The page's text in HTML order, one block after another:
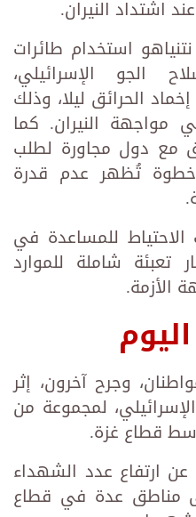
اشتداد النيران.
استخدام طائرات
الجو الإسرائيلي،
الحرائق ليلا، وذلك
مواجهة النيران. كما
مع دول مجاورة لطلب
تُظهر عدم قدرة
للمساعدة في
تعبئة شاملة للموارد
الأزمة.
وجرح آخرون، إثر
لمجموعة من
قطاع غزة.
ارتفاع عدد الشهداء
مناطق عدة في قطاع